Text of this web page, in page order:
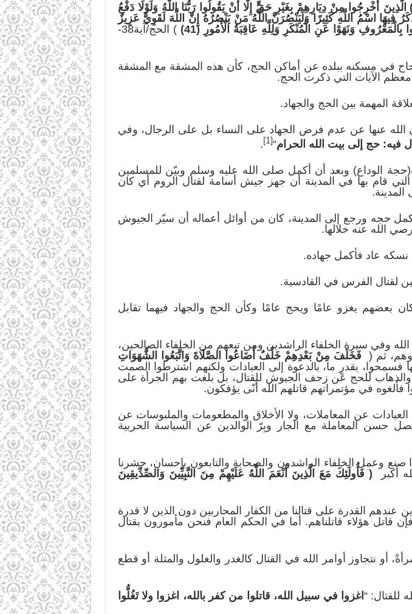
لِلَّذِينَ يُقَاتَلُونَ بِأَنَّهُمْ ظُلِمُوا وَإِنَّ اللَّهَ عَلَى نَصْرِهِمْ لَقَدِيرٌ (39) الَّذِينَ أُخْرِجُوا مِنْ دِيَارِهِمْ بِغَيْرِ حَقٍّ إِلَّا أَنْ يَقُولُوا رَبُّنَا اللَّهُ وَلَوْلَا دَفْعُ
اسْمُ اللَّهِ كَثِيرًا وَلَيَنْصُرَنَّ اللَّهُ مَنْ يَنْصُرُهُ إِنَّ اللَّهَ لَقَوِيٌّ عَزِيزٌ
) الحج/آية38-
في مسكنه ببلده عن أماكن الحج، كأن هذه المشقة مع المشقة
معظم الآيات التي ذكرت الحج.
المهمة بين الحج والجهاد.
عنها عن عدم فرض الجهاد على النساء بل على الرجال، وفي
فيه: حج إلى بيت الله الحرام“
[1]
.
الوداع) وبعد أن أكمل صلى الله عليه وسلم وبيّن للمسلمين
قام بها في المدينة أن جهز جيش أسامة لقتال الروم أي كان
حجه ورجع إلى المدينة، كان من أوائل أعماله أن سيّر الجيوش
الله عنه خلالها.
نسكه عاد فأكمل جهاده.
لقتال الفرس في القادسية.
بعضهم يغزو عامًا ويحج عامًا وكأن الحج والجهاد فيهما تقابل
وفي سيرة الخلفاء الراشدين ومن تبعهم من الخلفاء الصالحين،
ثم ( فَخَلَفَ مِنْ بَعْدِهِمْ خَلْفٌ أَضَاعُوا الصَّلَاةَ وَاتَّبَعُوا الشَّهَوَاتِ
بعضها فسمحوا، بقدرٍ ما، بالدعوة إلى العبادات ولكنهم اشترطوا الصمت
والذهاب للحج عن زحف الجيوش للقتال، بل بلغت بهم الجرأة على
فألغوه في مؤتمراتهم قاتلهم الله أنّى يؤفكون.
عن المعاملات، ولا الأخلاق والمطعومات والملبوسات عن
حسن المعاملة مع الجار وبِرّ الوالدين عن السياسة الحربية
وعمل الخلفاء الراشدون والصحابة والتابعون بإحسان، حشرنا
أكبر ( فَأُولَئِكَ مَعَ الَّذِينَ أَنْعَمَ اللَّهُ عَلَيْهِمْ مِنَ النَّبِيِّينَ وَالصِّدِّيقِينَ
عندهم القدرة على قتالنا من الكفار المحاربين دون الذين لا قدرة
قاتل هؤلاء قاتلناهم. أما في الحكم العام فنحن مأمورون بقتال
أو نتجاوز أوامر الله في القتال كالغدر والغلول والمثلة أو قطع
للقتال: “اغزوا في سبيل الله، قاتلوا من كفر بالله، اغزوا ولا تَغُلُّوا